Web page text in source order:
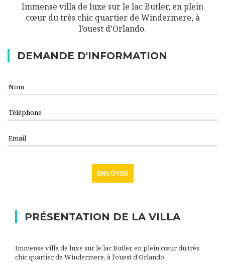
Immense villa de luxe sur le lac Butler, en plein
cœur du très chic quartier de Windermere, à
l’ouest d’Orlando.
DEMANDE D'INFORMATION
PRÉSENTATION DE LA VILLA
Immense villa de luxe sur le lac Butler, en plein cœur du très
chic quartier de Windermere, à l’ouest d’Orlando.